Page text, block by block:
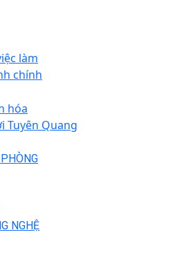
làm
chính
hóa
Tuyên Quang
NGHỆ